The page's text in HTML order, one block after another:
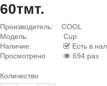
60тмт.
Производитель:
COOL
Модель:
Cup
Наличие:
Есть в
Просмотрено
694 раз
Количество